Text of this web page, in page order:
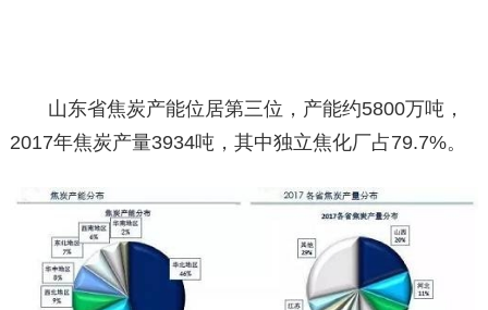
山东省焦炭产能位居第三位，产能约5800万吨，
2017年焦炭产量3934吨，其中独立焦化厂占79.7%。